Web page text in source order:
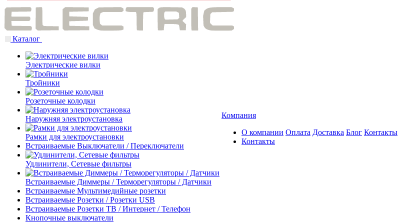
Каталог
Электрические вилки
Тройники
Розеточные колодки
Наружняя электроустановка
Рамки для электроустановки
Встраиваемые Выключатели / Переключатели
Удлинители, Сетевые фильтры
Встраиваемые Диммеры / Терморегуляторы / Датчики
Встраиваемые Мультимедийные розетки
Встраиваемые Розетки / Розетки USB
Встраиваемые Розетки ТВ / Интернет / Телефон
Кнопочные выключатели
Компания
О компании
Контакты
Оплата Доставка Блог Контакты